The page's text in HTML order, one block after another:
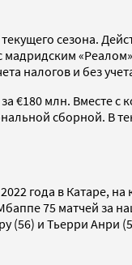
сезона.
мадридским
налогов и без
€180 млн. Вместе с
сборной. В
года в Катаре,
75 матчей за
(56) и Тьерри Анри